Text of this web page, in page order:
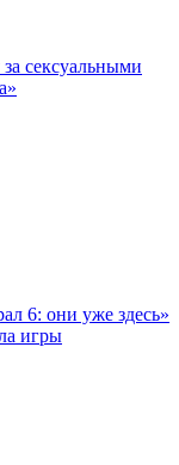
сексуальными
6: они уже здесь»
игры